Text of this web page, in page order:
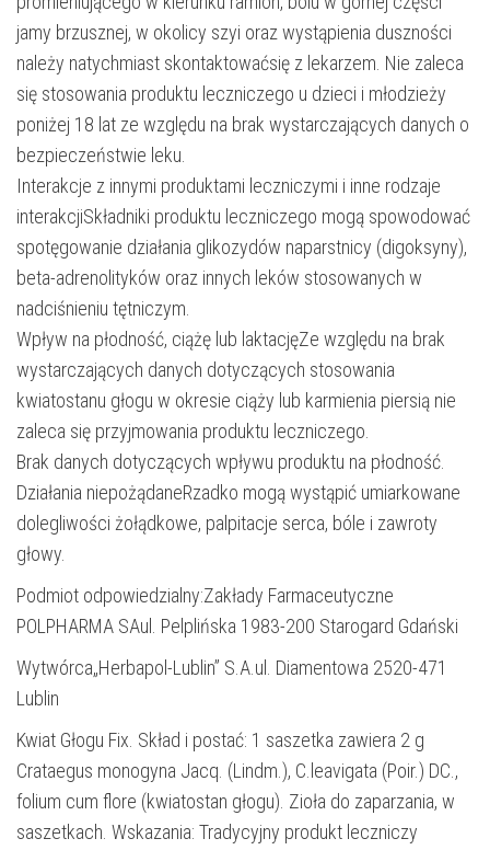
jamy brzusznej, w okolicy szyi oraz wystąpienia duszności
należy natychmiast skontaktowaćsię z lekarzem. Nie zaleca
się stosowania produktu leczniczego u dzieci i młodzieży
poniżej 18 lat ze względu na brak wystarczających danych o
bezpieczeństwie leku.
Interakcje z innymi produktami leczniczymi i inne rodzaje
interakcjiSkładniki produktu leczniczego mogą spowodować
spotęgowanie działania glikozydów naparstnicy (digoksyny),
beta-adrenolityków oraz innych leków stosowanych w
nadciśnieniu tętniczym.
Wpływ na płodność, ciążę lub laktacjęZe względu na brak
wystarczających danych dotyczących stosowania
kwiatostanu głogu w okresie ciąży lub karmienia piersią nie
zaleca się przyjmowania produktu leczniczego.
Brak danych dotyczących wpływu produktu na płodność.
Działania niepożądaneRzadko mogą wystąpić umiarkowane
dolegliwości żołądkowe, palpitacje serca, bóle i zawroty
głowy.
Podmiot odpowiedzialny:Zakłady Farmaceutyczne
POLPHARMA SAul. Pelplińska 1983-200 Starogard Gdański
Wytwórca„Herbapol-Lublin” S.A.ul. Diamentowa 2520-471
Lublin
Kwiat Głogu Fix. Skład i postać: 1 saszetka zawiera 2 g
Crataegus monogyna Jacq. (Lindm.), C.leavigata (Poir.) DC.,
folium cum flore (kwiatostan głogu). Zioła do zaparzania, w
saszetkach. Wskazania: Tradycyjny produkt leczniczy